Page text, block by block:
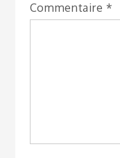
Commentaire *